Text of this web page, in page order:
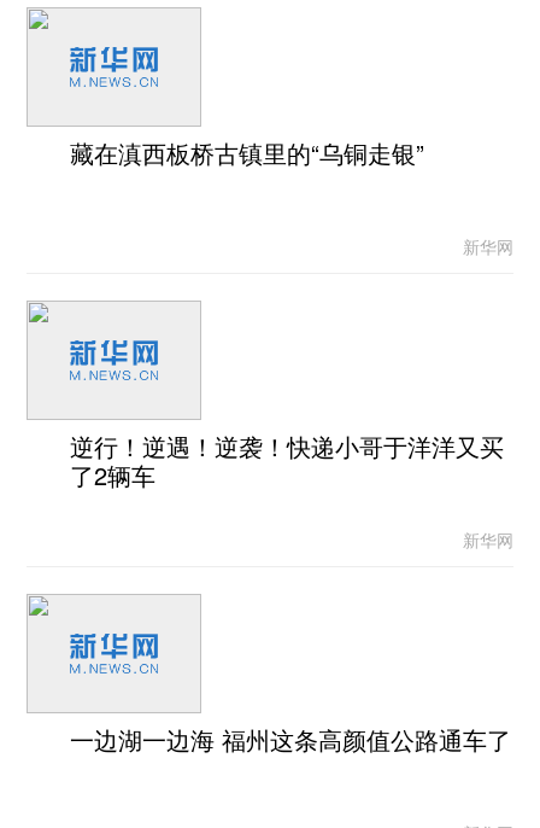
藏在滇西板桥古镇里的“乌铜走银”
新华网
逆行！逆遇！逆袭！快递小哥于洋洋又买
了2辆车
新华网
一边湖一边海 福州这条高颜值公路通车了